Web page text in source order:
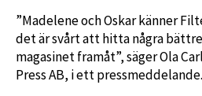
”Madelene och Oskar känner
det är svårt att hitta några
magasinet framåt”, säger Ola
Press AB, i ett pressmeddelande.